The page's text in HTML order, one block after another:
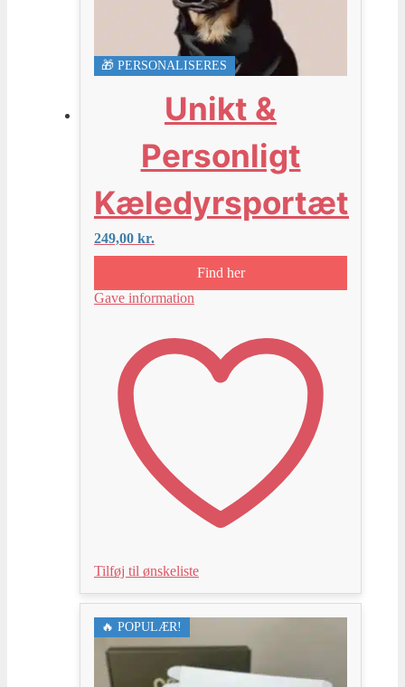
🎁 PERSONALISERES
Unikt &
Personligt
Kæledyrsportæt
249,00 kr.
Find her
Gave information
Tilføj til ønskeliste
🔥 POPULÆR!